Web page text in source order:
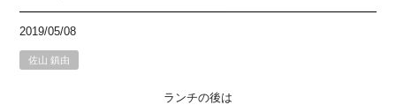
2019/05/08
佐山 鎮由
ランチの後は